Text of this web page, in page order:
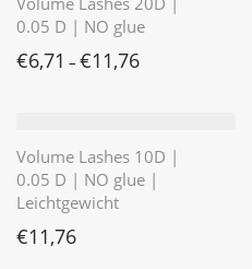
0.05 D | NO glue
€6,71 – €11,76
Volume Lashes 10D |
0.05 D | NO glue |
Leichtgewicht
€11,76